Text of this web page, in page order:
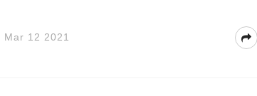
Mar 12 2021